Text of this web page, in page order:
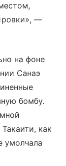
—
на фоне
Санаэ
бомбу.
как
умолчала